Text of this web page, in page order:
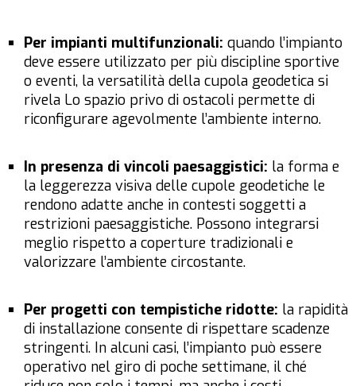
Per impianti multifunzionali: quando l’impianto
deve essere utilizzato per più discipline sportive
o eventi, la versatilità della cupola geodetica si
rivela Lo spazio privo di ostacoli permette di
riconfigurare agevolmente l’ambiente interno.
In presenza di vincoli paesaggistici: la forma e
la leggerezza visiva delle cupole geodetiche le
rendono adatte anche in contesti soggetti a
restrizioni paesaggistiche. Possono integrarsi
meglio rispetto a coperture tradizionali e
valorizzare l’ambiente circostante.
Per progetti con tempistiche ridotte: la rapidità
di installazione consente di rispettare scadenze
stringenti. In alcuni casi, l’impianto può essere
operativo nel giro di poche settimane, il ché